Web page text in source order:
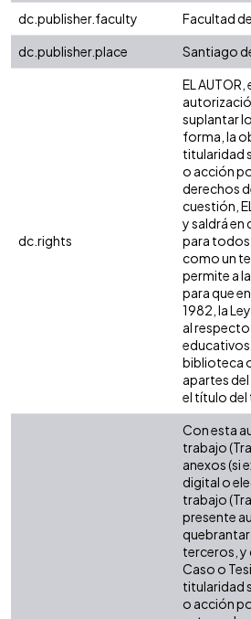
dc.publisher.faculty
Facultad
dc.publisher.place
Santiago
dc.rights
EL
suplantar
forma, la
titularidad
o acción
derechos
cuestión,
y saldrá
para todos
como un
permite a
para que
1982, la
al
biblioteca
apartes
el título del
Con esta
trabajo
anexos (si
digital o
trabajo
presente
terceros, y
Caso o
titularidad
o acción